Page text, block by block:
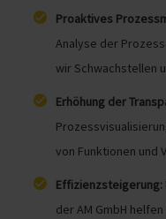
Proaktives
Analyse der
wir Schwachstellen
Erhöhung der
von Funktionen und
Effizienzsteigerung:
der AM GmbH